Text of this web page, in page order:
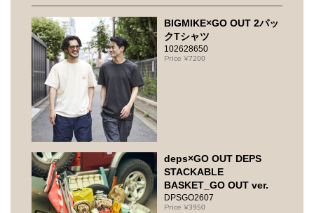
BIGMIKE×GO OUT 2パッ
クTシャツ
102628650
7200
deps×GO OUT DEPS
STACKABLE
BASKET_GO OUT ver.
DPSGO2607
3950